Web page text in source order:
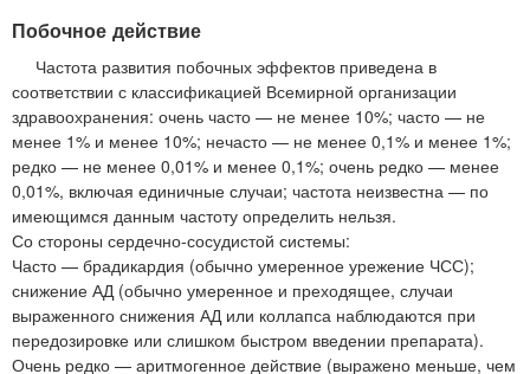
Побочное действие
Частота развития побочных эффектов приведена в
соответствии с классификацией Всемирной организации
здравоохранения: очень часто — не менее 10%; часто — не
менее 1% и менее 10%; нечасто — не менее 0,1% и менее 1%;
редко — не менее 0,01% и менее 0,1%; очень редко — менее
0,01%, включая единичные случаи; частота неизвестна — по
имеющимся данным частоту определить нельзя.
Со стороны сердечно-сосудистой системы:
Часто — брадикардия (обычно умеренное урежение ЧСС);
снижение АД (обычно умеренное и преходящее, случаи
выраженного снижения АД или коллапса наблюдаются при
передозировке или слишком быстром введении препарата).
Очень редко — аритмогенное действие (выражено меньше, чем